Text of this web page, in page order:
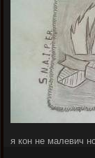
я кон не малевич